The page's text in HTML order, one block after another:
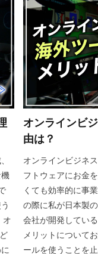
オ
オンラインビ
由は？
オンラインビジネ
フトウェアにお金
くても効率的に事
の際に私が日本製
会社が開発してい
メリットについて
ールを使うことを